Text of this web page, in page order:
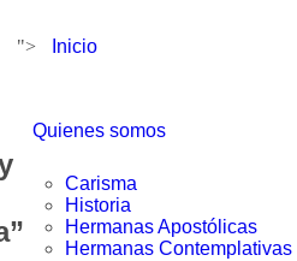
"> Inicio
Quienes somos
Carisma
Historia
Hermanas Apostólicas
Hermanas Contemplativas